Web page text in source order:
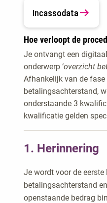
Incassodata
Hoe verloopt de
Je ontvangt een
onderwerp ‘overzicht
Afhankelijk van de
betalingsachterstand,
onderstaande 3
kwalificatie gelden
1. Herinnering
Je wordt voor de eerste
betalingsachterstand
openstaande bedrag